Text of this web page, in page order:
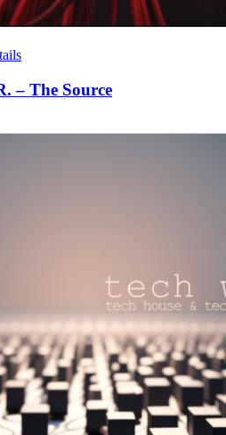
– The Source